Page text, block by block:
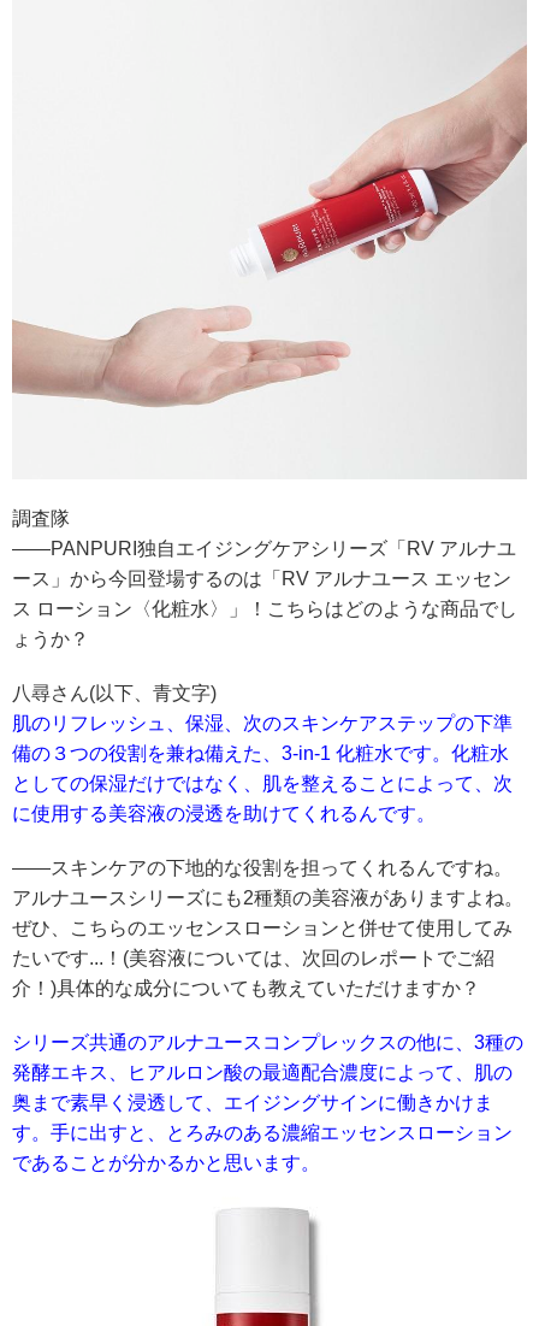
調査隊
――PANPURI独自エイジングケアシリーズ「RV アルナユ
ース」から今回登場するのは「RV アルナユース エッセン
ス ローション〈化粧水〉」！こちらはどのような商品でし
ょうか？
八尋さん(以下、青文字)
肌のリフレッシュ、保湿、次のスキンケアステップの下準
備の３つの役割を兼ね備えた、3-in-1 化粧水です。 化粧水
としての保湿だけではなく、肌を整えることによって、次
に使用する美容液の浸透を助けてくれるんです。
――スキンケアの下地的な役割を担ってくれるんですね。
アルナユースシリーズにも2種類の美容液がありますよね。
ぜひ、こちらのエッセンスローションと併せて使用してみ
たいです...！(美容液については、次回のレポートでご紹
介！)具体的な成分についても教えていただけますか？
シリーズ共通のアルナユースコンプレックスの他に、3種の
発酵エキス、ヒアルロン酸の最適配合濃度によって、肌の
奥まで素早く浸透して、エイジングサインに働きかけま
す。手に出すと、とろみのある濃縮エッセンスローション
であることが分かるかと思います。